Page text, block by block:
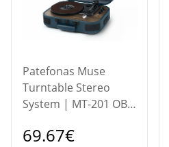
Patefonas Muse
Turntable Stereo
System | MT-201 OB |
System | USB port |
69.67€